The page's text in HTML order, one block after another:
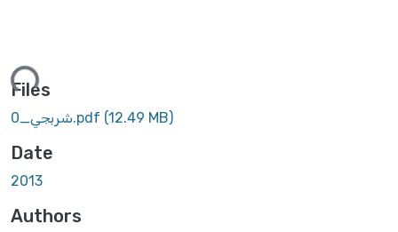
Files
شربجي_0.pdf (12.49 MB)
Date
2013
Authors